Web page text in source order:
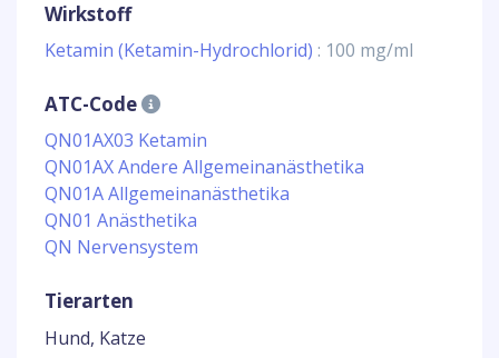
Wirkstoff
Ketamin (Ketamin-Hydrochlorid) : 100 mg/ml
ATC-Code
QN01AX03 Ketamin
QN01AX Andere Allgemeinanästhetika
QN01A Allgemeinanästhetika
QN01 Anästhetika
QN Nervensystem
Tierarten
Hund, Katze